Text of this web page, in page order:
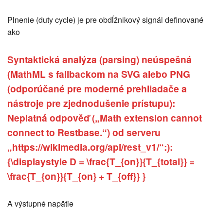
Plnenie (duty cycle) je pre obdĺžnikový signál definované
ako
Syntaktická analýza (parsing) neúspešná
(MathML s fallbackom na SVG alebo PNG
(odporúčané pre moderné prehliadače a
nástroje pre zjednodušenie prístupu):
Neplatná odpověď („Math extension cannot
connect to Restbase.“) od serveru
„https://wikimedia.org/api/rest_v1/“:):
{\displaystyle D = \frac{T_{on}}{T_{total}} =
\frac{T_{on}}{T_{on} + T_{off}} }
A výstupné napätie